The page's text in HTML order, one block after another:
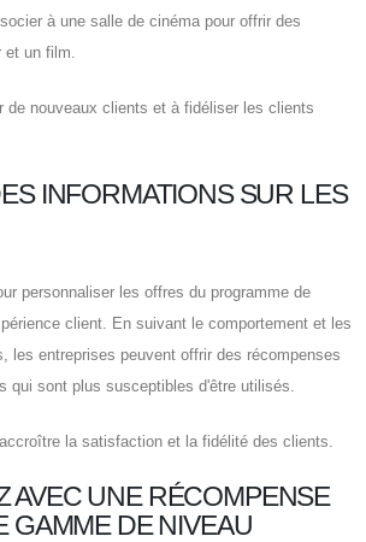
à une salle de cinéma pour offrir des
un film.
de nouveaux clients et à fidéliser les clients
INFORMATIONS SUR LES
personnaliser les offres du programme de
client. En suivant le comportement et les
les entreprises peuvent offrir des récompenses
qui sont plus susceptibles d'être utilisés.
la satisfaction et la fidélité des clients.
AVEC UNE RÉCOMPENSE
GAMME DE NIVEAU